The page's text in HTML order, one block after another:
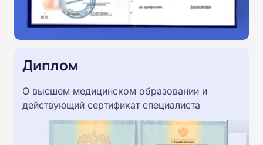
Диплом
О высшем медицинском образовании и
действующий сертификат специалиста